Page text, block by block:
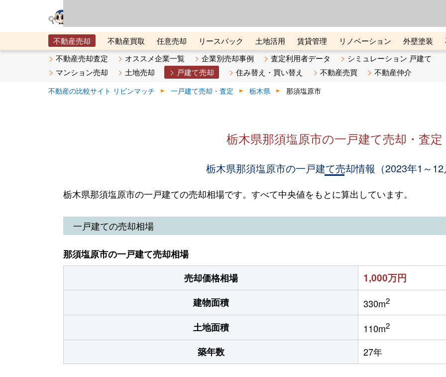
不動産売却 不動産買取 任意売却 リースバック 土地活用 賃貸管理 リノベーション 外壁塗装
メタ住宅展示場
ベスト不動産カンパニー オンライン講座 リビンマガジンBiz 不動産売却ご相談デスク
不動産売却査定 オススメ企業一覧 企業別売却事例 査定利用者データ
シミュレーション 戸建て
マンション売却
土地売却 戸建て売却 住み替え・買い替え 不動産売買 不動産仲介
不動産の比較サイト リビンマッチ 一戸建て売却・査定 栃木県 那須塩原市
栃木県那須塩原市の一戸建て売却・査定
栃木県那須塩原市の一戸建て売却情報（2023年1～12
栃木県那須塩原市の一戸建ての売却相場です。すべて中央値をもとに算出しています。
一戸建ての売却相場
那須塩原市の一戸建て売却相場
売却価格相場
1,000万円
建物面積 330m2
土地面積 110m2
築年数 27年